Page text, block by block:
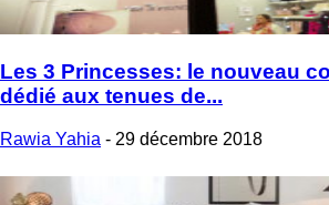
Les 3 Princesses: le nouveau
dédié aux tenues de...
Rawia Yahia - 29 décembre 2018